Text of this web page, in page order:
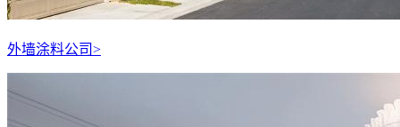
外墙涂料公司>